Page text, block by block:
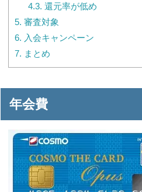
4.3. 還元率が低め
5. 審査対象
6. 入会キャンペーン
7. まとめ
年会費